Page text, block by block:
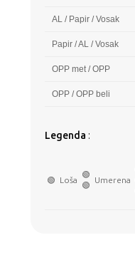
AL / Papir / Vosak
Papir / AL / Vosak
OPP met / OPP
OPP / OPP beli
Legenda :
🟢 Loša
🟢
🟢 Umerena